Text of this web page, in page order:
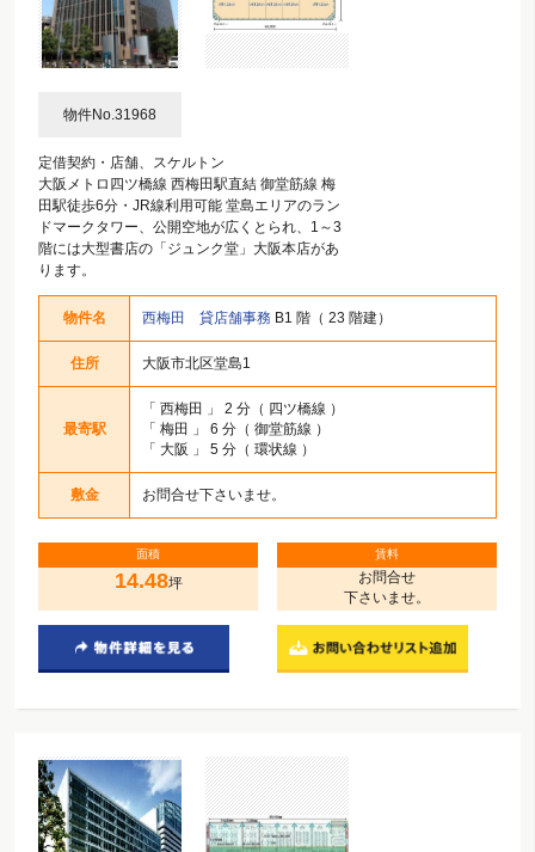
物件No.31968
定借契約・店舗、スケルトン
大阪メトロ四ツ橋線 西梅田駅直結 御堂筋線 梅
田駅徒歩6分・JR線利用可能 堂島エリアのラン
ドマークタワー、公開空地が広くとられ、1～3
階には大型書店の「ジュンク堂」大阪本店があ
ります。
物件名 西梅田 貸店舗事務 B1 階（ 23 階建）
住所 大阪市北区堂島1
最寄駅
「 西梅田
」 2 分（ 四ツ橋線 ）
「 梅田
」 6 分（ 御堂筋線 ）
「 大阪 」 5 分（ 環状線 ）
敷金 お問合せ下さいませ。
面積
14.48坪
賃料
お問合せ
下さいませ。